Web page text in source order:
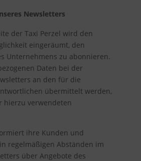
Newsletters
der Taxi Perzel wird den
eingeräumt, den
Unternehmens zu abonnieren.
Daten bei der
an den für die
übermittelt werden,
hierzu verwendeten
ihre Kunden und
regelmäßigen Abständen im
über Angebote des